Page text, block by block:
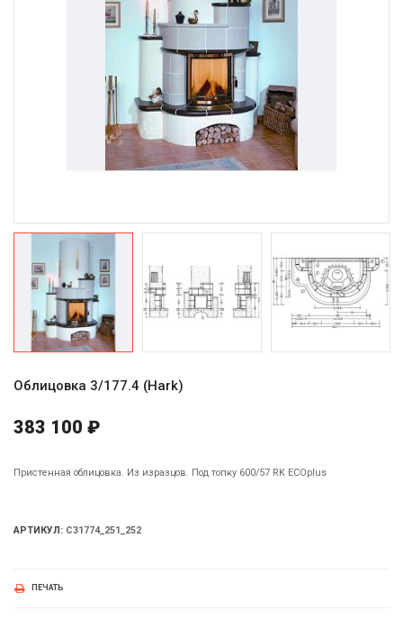
Облицовка 3/177.4 (Hark)
383 100 ₽
Пристенная облицовка. Из изразцов. Под топку 600/57 RK ECOplus
АРТИКУЛ: С31774_251_252
ПЕЧАТЬ